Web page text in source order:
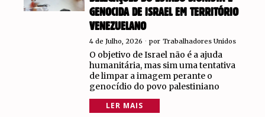
GENOCIDA DE ISRAEL EM TERRITÓRIO
VENEZUELANO
4 de Julho, 2026 por Trabalhadores Unidos
O objetivo de Israel não é a ajuda
humanitária, mas sim uma tentativa
de limpar a imagem perante o
genocídio do povo palestiniano
LER MAIS